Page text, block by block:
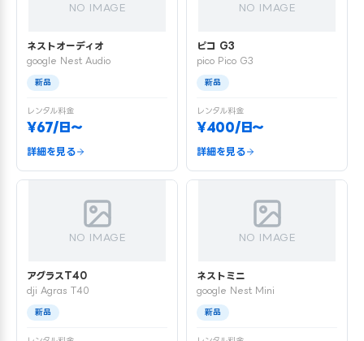
NO IMAGE
ネストオーディオ
google Nest Audio
新品
レンタル料金
¥67/日〜
詳細を見る
NO IMAGE
ピコ G3
pico Pico G3
新品
レンタル料金
¥400/日〜
詳細を見る
NO IMAGE
アグラスT40
dji Agras T40
新品
NO IMAGE
ネストミニ
google Nest Mini
新品